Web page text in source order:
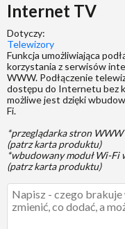
Internet TV
Dotyczy:
Telewizory
Funkcja umożliwiająca
korzystania z serwisów
WWW. Podłączenie
dostępu do Internetu bez
możliwe jest dzięki
Fi.
*przeglądarka stron
(patrz karta produktu)
*wbudowany moduł Wi-
(patrz karta produktu)